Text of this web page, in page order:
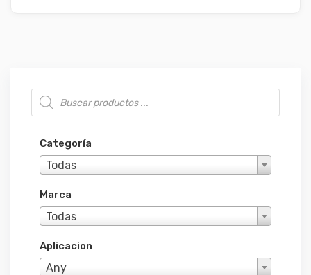
Búsqueda de productos
Categoría
Todas
Marca
Todas
Aplicacion
Any